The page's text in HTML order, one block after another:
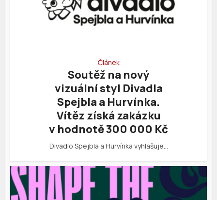
Článek
Soutěž na nový
vizuální styl Divadla
Spejbla a Hurvínka.
Vítěz získá zakázku
v hodnotě 300 000 Kč
Divadlo Spejbla a Hurvínka vyhlašuje…